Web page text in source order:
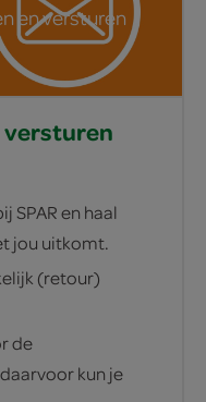
en versturen
versturen
SPAR en haal
jou uitkomt.
(retour)
de
kun je